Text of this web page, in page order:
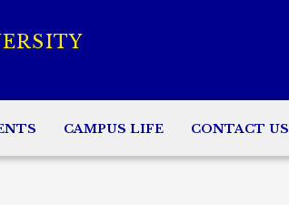
CAMPUS LIFE CONTACT US